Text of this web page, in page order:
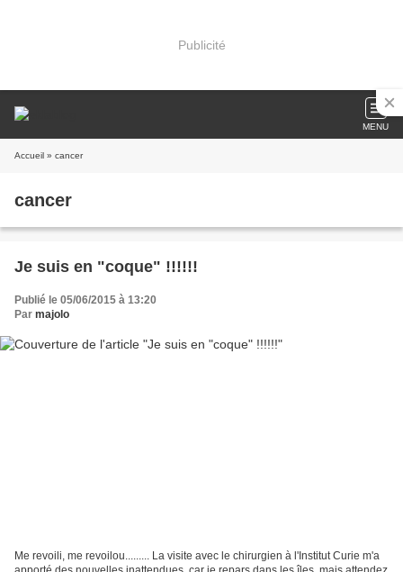
Publicité
MENU
Accueil » cancer
cancer
Je suis en "coque" !!!!!!
Publié le 05/06/2015 à 13:20
Par majolo
Me revoili, me revoilou......... La visite avec le chirurgien à l'Institut Curie m'a